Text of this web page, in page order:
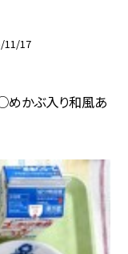
11/17
かぶ入り和風あ